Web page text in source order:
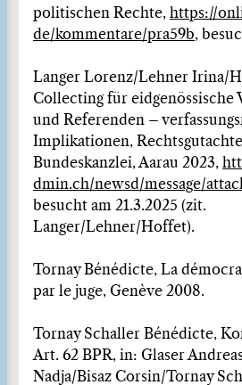
politischen Rechte, https://
de/kommentare/pra59b,
Langer Lorenz/Lehner Irina/
Collecting für eidgenössische
und Referenden –
Implikationen,
Bundeskanzlei, Aarau 2023,
dmin.ch/newsd/message/
besucht am 21.3.2025 (zit.
Langer/Lehner/Hoffet).
Tornay Bénédicte, La
par le juge, Genève 2008.
Tornay Schaller Bénédicte,
Art. 62 BPR, in: Glaser
Nadja/Bisaz Corsin/Tornay